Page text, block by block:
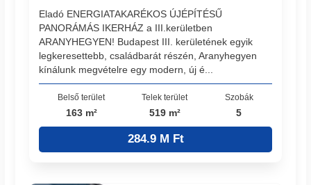
Eladó ENERGIATAKARÉKOS ÚJÉPÍTÉSŰ
PANORÁMÁS IKERHÁZ a III.kerületben
ARANYHEGYEN! Budapest III. kerületének egyik
legkeresettebb, családbarát részén, Aranyhegyen
kínálunk megvételre egy modern, új é...
Belső terület
163 m²
Telek terület
519 m²
Szobák
5
284.9 M Ft